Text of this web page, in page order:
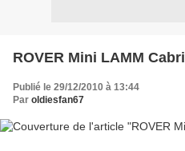
ROVER Mini LAMM
Publié le 29/12/2010 à 13:44
Par oldiesfan67